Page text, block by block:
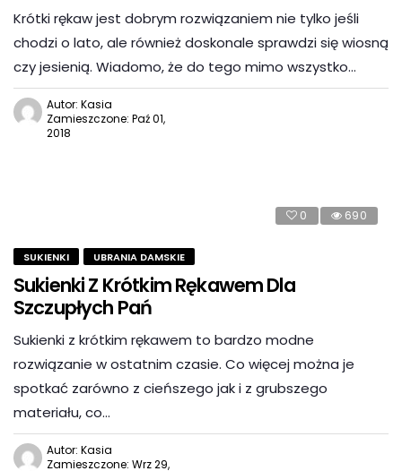
Krótki rękaw jest dobrym rozwiązaniem nie tylko jeśli
chodzi o lato, ale również doskonale sprawdzi się wiosną
czy jesienią. Wiadomo, że do tego mimo wszystko…
Autor: Kasia
Zamieszczone: Paź 01,
2018
0 690
SUKIENKI UBRANIA DAMSKIE
Sukienki Z Krótkim Rękawem Dla
Szczupłych Pań
Sukienki z krótkim rękawem to bardzo modne
rozwiązanie w ostatnim czasie. Co więcej można je
spotkać zarówno z cieńszego jak i z grubszego
materiału, co…
Autor: Kasia
Zamieszczone: Wrz 29,